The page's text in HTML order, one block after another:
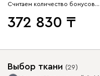
Считаем количество бонусов…
372 830
Выбор ткани (29)